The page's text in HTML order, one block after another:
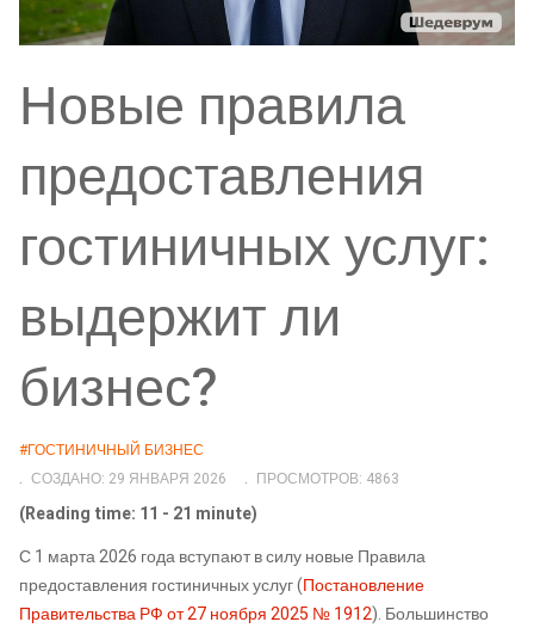
Новые правила
предоставления
гостиничных услуг:
выдержит ли
бизнес?
#ГОСТИНИЧНЫЙ БИЗНЕС
СОЗДАНО: 29 ЯНВАРЯ 2026
ПРОСМОТРОВ: 4863
(Reading time: 11 - 21 minute)
С 1 марта 2026 года вступают в силу новые Правила
предоставления гостиничных услуг (Постановление
Правительства РФ от 27 ноября 2025 № 1912). Большинство